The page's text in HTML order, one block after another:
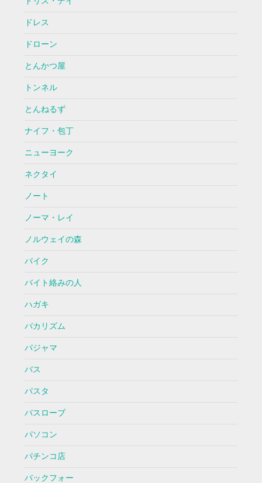
ドレス
ドローン
とんかつ屋
トンネル
とんねるず
ナイフ・包丁
ニューヨーク
ネクタイ
ノート
ノーマ・レイ
ノルウェイの森
バイク
バイト絡みの人
ハガキ
バカリズム
パジャマ
バス
パスタ
バスローブ
パソコン
パチンコ店
バックフォー